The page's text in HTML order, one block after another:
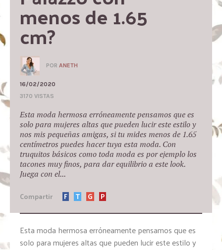
menos de 1.65
cm?
POR ANETH
16/02/2020
3170 VISTAS
Esta moda hermosa erróneamente pensamos que es
solo para mujeres altas que pueden lucir este estilo y
nos mis pequeñas amigas, si tu mides menos de 1.65
centímetros puedes hacer tuya esta moda. Con
truquitos básicos como toda moda es por ejemplo los
tacones muy finos, para dar equilibrio a este look.
Juega con el...
Compartir F T G P
Esta moda hermosa erróneamente pensamos que es
solo para mujeres altas que pueden lucir este estilo y